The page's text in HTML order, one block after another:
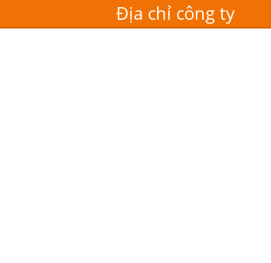
Địa chỉ công ty